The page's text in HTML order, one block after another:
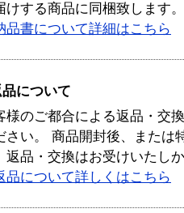
けする商品に同梱致します。
品書について詳細はこちら
について
様のご都合による返品・交
さい。 商品開封後、または
返品・交換はお受けいたし
品について詳しくはこちら